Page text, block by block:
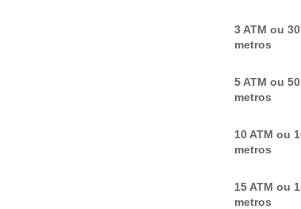
3 ATM ou 30
metros
5 ATM ou 50
metros
10 ATM ou
metros
15 ATM ou
metros